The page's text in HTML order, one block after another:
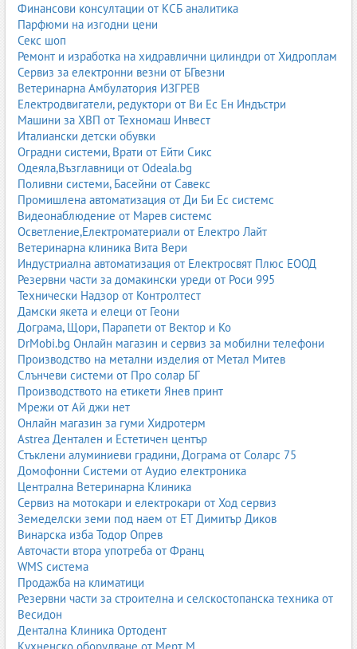
Мобилни подемници– използват се при камиони,
автобуси и мобилни сервизи;
Подемници за камиони
– хидравлични, колонни или
платформени системи.
Качественият подемник трябва да има CE сертификат, защити
срещу падане, синхронизация и надеждна хидравлика.
1.2. Диагностична апаратура
Диагностиката е сърцето на съвременния автосервиз. Без
професионална апаратура е невъзможно да се откриват
грешки, да се извършват адаптации, кодирания и калибрации.
Основни видове диагностична техника:
OBD диагностика – универсални скенери за всички
марки;
OEM диагностика– специализирани уреди за конкретни
марки;
ADAS калибрационни системи
лидари и асистиращи системи;
Диагностика за камиони – тежкотоварни протоколи и
адаптации;
Осцилоскопи – за електрически и електронни
измервания;
Тестери за акумулатори
състояние.
Съвременните автомобили имат десетки електронни модули,
което прави диагностиката задължителна за всеки сервиз.
1.3. Оборудване за гуми
Гуми центровете и сервизите за гуми използват
специализирани машини за монтаж, демонтаж и баланс.
Основни машини:
Машини за монтаж/демонтаж на гуми– за леки, бусове и
тежкотоварни автомобили;
Баланс машини– статичен и динамичен баланс;
Вулканизаторски инструменти
Финансови консултации от КСБ аналитика
Парфюми на изгодни цени
Секс шоп
Ремонт и изработка на хидравлични цилиндри от Хидроплам
Сервиз за електронни везни от БГвезни
Ветеринарна Амбулатория ИЗГРЕВ
Електродвигатели, редуктори от Ви Ес Ен Индъстри
Машини за ХВП от Техномаш Инвест
Италиански детски обувки
Оградни системи, Врати от Ейти Сикс
Одеяла,Възглавници от Odeala.bg
Поливни системи, Басейни от Савекс
Промишлена автоматизация от Ди Би Ес системс
Видеонаблюдение от Марев системс
Осветление,Електроматериали от Електро Лайт
Ветеринарна клиника Вита Вери
Индустриална автоматизация от Електросвят Плюс ЕООД
Резервни части за домакински уреди от Роси 995
Технически Надзор от Контролтест
Дамски якета и елеци от Геони
Дограма, Щори, Парапети от Вектор и Ко
DrMobi.bg Онлайн магазин и сервиз за мобилни телефони
Производство на метални изделия от Метал Митев
Слънчеви системи от Про солар БГ
Производството на етикети Янев принт
Мрежи от Ай джи нет
Онлайн магазин за гуми Хидротерм
Astrea Дентален и Естетичен център
Стъклени алуминиеви градини, Дограма от Соларс 75
Домофонни Системи от Аудио електроника
Централна Ветеринарна Клиника
Сервиз на мотокари и електрокари от Ход сервиз
Земеделски земи под наем от ЕТ Димитър Диков
Винарска изба Тодор Опрев
Авточасти втора употреба от Франц
WMS система
Продажба на климатици
Резервни части за строителна и селскостопанска техника от
Весидон
Дентална Клиника Ортодент